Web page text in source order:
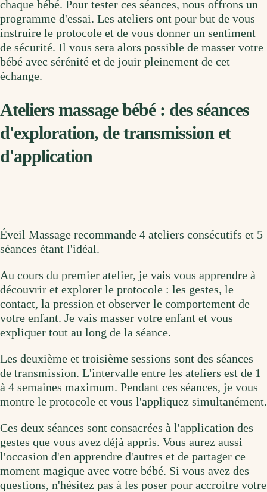
chaque bébé. Pour tester ces séances, nous offrons un
programme d'essai. Les ateliers ont pour but de vous
instruire le protocole et de vous donner un sentiment
de sécurité. Il vous sera alors possible de masser votre
bébé avec sérénité et de jouir pleinement de cet
échange.
Ateliers massage bébé : des séances
d'exploration, de transmission et
d'application
Éveil Massage recommande 4 ateliers consécutifs et 5
séances étant l'idéal.
Au cours du premier atelier, je vais vous apprendre à
découvrir et explorer le protocole : les gestes, le
contact, la pression et observer le comportement de
votre enfant. Je vais masser votre enfant et vous
expliquer tout au long de la séance.
Les deuxième et troisième sessions sont des séances
de transmission. L'intervalle entre les ateliers est de 1
à 4 semaines maximum. Pendant ces séances, je vous
montre le protocole et vous l'appliquez simultanément.
Ces deux séances sont consacrées à l'application des
gestes que vous avez déjà appris. Vous aurez aussi
l'occasion d'en apprendre d'autres et de partager ce
moment magique avec votre bébé. Si vous avez des
questions, n'hésitez pas à les poser pour accroitre votre